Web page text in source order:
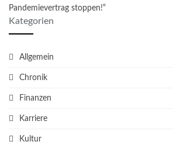
Pandemievertrag stoppen!“
Kategorien
Allgemein
Chronik
Finanzen
Karriere
Kultur